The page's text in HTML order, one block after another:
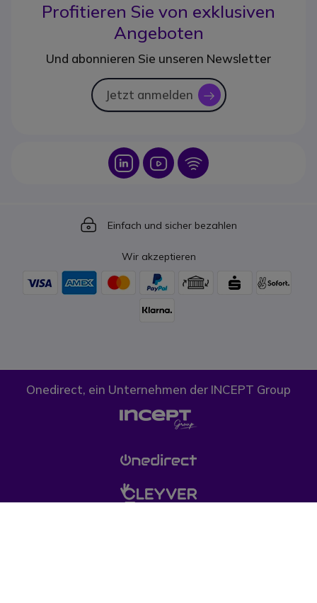
Profitieren Sie von exklusiven
Angeboten
Und abonnieren Sie unseren Newsletter
Jetzt anmelden icon
Icon Icon Icon
Icon
Einfach und sicher bezahlen
Wir akzeptieren
Onedirect, ein Unternehmen der INCEPT Group